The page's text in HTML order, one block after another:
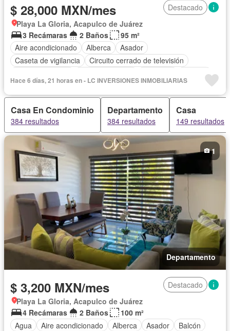
$ 28,000 MXN/mes
Destacado
Playa La Gloria, Acapulco de Juárez
3 Recámaras
2 Baños
95 m²
Aire acondicionado
Alberca
Asador
Caseta de vigilancia
Circuito cerrado de televisión
Internet
Jardín
Sala polivalente Seguridad
Permite niños
Solo familias
Completamente amueblado
Hace 6 días, 21 horas en - LC INVERSIONES INMOBILIARIAS
Casa En Condominio
384 resultados
Departamento
384 resultados
Casa
149 resultados
Departamento
1
$ 3,200 MXN/mes
Destacado
Playa La Gloria, Acapulco de Juárez
4 Recámaras
2 Baños
100 m²
Agua
Aire acondicionado Alberca Asador
Balcón